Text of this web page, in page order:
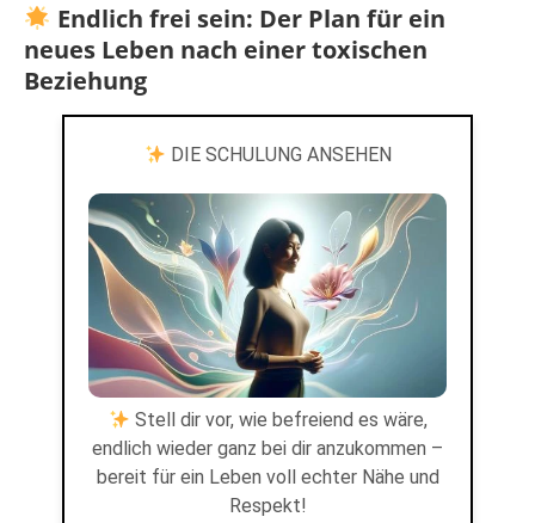
Endlich frei sein: Der Plan für ein
neues Leben nach einer toxischen
Beziehung
DIE SCHULUNG ANSEHEN
Stell dir vor, wie befreiend es wäre,
endlich wieder ganz bei dir anzukommen –
bereit für ein Leben voll echter Nähe und
Respekt!